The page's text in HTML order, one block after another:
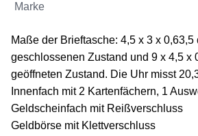
Marke
Maße der Brieftasche: 4,5 x 3 x 0,63,5
geschlossenen Zustand und 9 x 4,5 x
geöffneten Zustand. Die Uhr misst
Innenfach mit 2 Kartenfächern, 1
Geldscheinfach mit Reißverschluss
Geldbörse mit Klettverschluss